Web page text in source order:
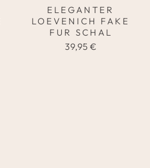
ELEGANTER
LOEVENICH FAKE
FUR SCHAL
39,95 €